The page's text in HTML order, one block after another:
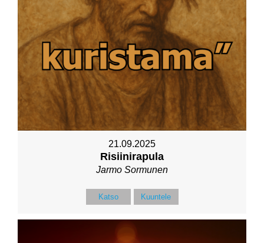
21.09.2025
Risiinirapula
Jarmo Sormunen
Katso Kuuntele